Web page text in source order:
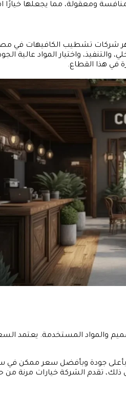
ومعقولة، مما يجعلها
شركات تشطيب الكافيهات في
واختيار المواد عالية
في هذا القطاع.
المستخدمة. يعتمد
جودة وبأفضل سعر ممكن
ذلك، تقدم الشركة خيارات مرنة من